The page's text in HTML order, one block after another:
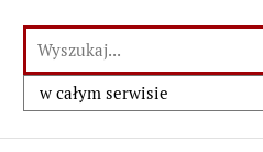
Wyszukiwarka
Szukaj:
Szukaj w